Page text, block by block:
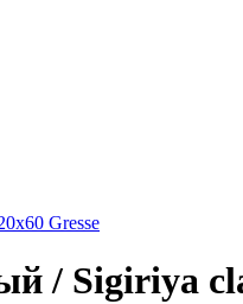
Gresse
/ Sigiriya